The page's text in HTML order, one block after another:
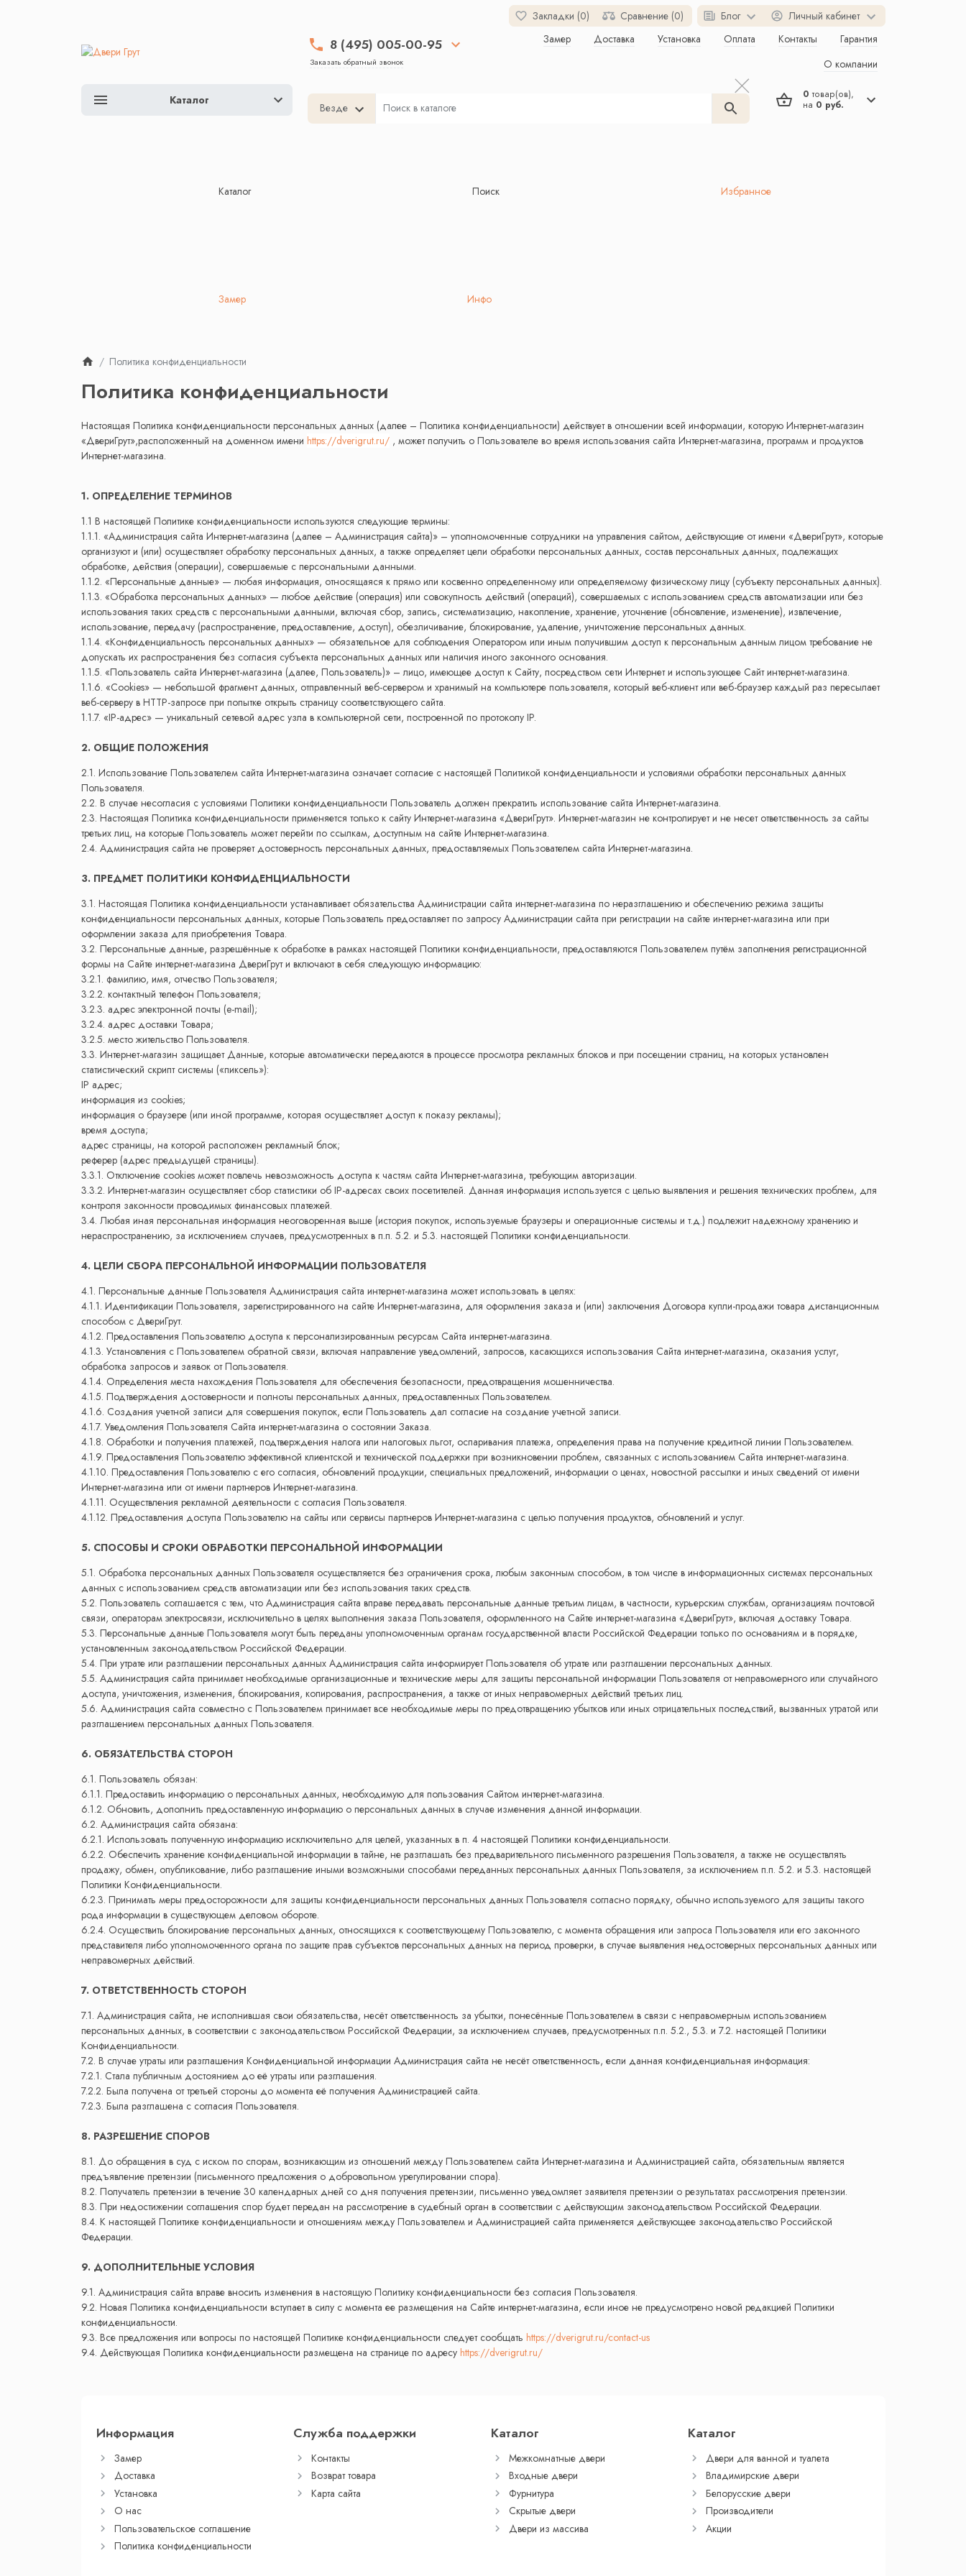
Закладки (0) Сравнение (0) Блог Личный кабинет
8 (495) 005-00-95
Заказать обратный звонок
Везде
Замер Доставка Установка Оплата Контакты
Гарантия
О компании
0 товар(ов),
на 0 руб.
Каталог
Каталог Поиск Избранное
Замер Инфо
Политика конфиденциальности
Политика конфиденциальности
Настоящая Политика конфиденциальности персональных данных (далее – Политика конфиденциальности) действует в отношении всей информации, которую Интернет-магазин
«ДвериГрут»,расположенный на доменном имени https://dverigrut.ru/, может получить о Пользователе во время использования сайта Интернет-магазина, программ и продуктов
Интернет-магазина.
1. ОПРЕДЕЛЕНИЕ ТЕРМИНОВ
1.1 В настоящей Политике конфиденциальности используются следующие термины:
1.1.1. «Администрация сайта Интернет-магазина (далее – Администрация сайта)» – уполномоченные сотрудники на управления сайтом, действующие от имени «ДвериГрут», которые
организуют и (или) осуществляет обработку персональных данных, а также определяет цели обработки персональных данных, состав персональных данных, подлежащих
обработке, действия (операции), совершаемые с персональными данными.
1.1.2. «Персональные данные» — любая информация, относящаяся к прямо или косвенно определенному или определяемому физическому лицу (субъекту персональных данных).
1.1.3. «Обработка персональных данных» — любое действие (операция) или совокупность действий (операций), совершаемых с использованием средств автоматизации или без
использования таких средств с персональными данными, включая сбор, запись, систематизацию, накопление, хранение, уточнение (обновление, изменение), извлечение,
использование, передачу (распространение, предоставление, доступ), обезличивание, блокирование, удаление, уничтожение персональных данных.
1.1.4. «Конфиденциальность персональных данных» — обязательное для соблюдения Оператором или иным получившим доступ к персональным данным лицом требование не
допускать их распространения без согласия субъекта персональных данных или наличия иного законного основания.
1.1.5. «Пользователь сайта Интернет-магазина (далее, Пользователь)» – лицо, имеющее доступ к Сайту, посредством сети Интернет и использующее Сайт интернет-магазина.
1.1.6. «Cookies» — небольшой фрагмент данных, отправленный веб-сервером и хранимый на компьютере пользователя, который веб-клиент или веб-браузер каждый раз пересылает
веб-серверу в HTTP-запросе при попытке открыть страницу соответствующего сайта.
1.1.7. «IP-адрес» — уникальный сетевой адрес узла в компьютерной сети, построенной по протоколу IP.
2. ОБЩИЕ ПОЛОЖЕНИЯ
2.1. Использование Пользователем сайта Интернет-магазина означает согласие с настоящей Политикой конфиденциальности и условиями обработки персональных данных
Пользователя.
2.2. В случае несогласия с условиями Политики конфиденциальности Пользователь должен прекратить использование сайта Интернет-магазина.
2.3. Настоящая Политика конфиденциальности применяется только к сайту Интернет-магазина «ДвериГрут». Интернет-магазин не контролирует и не несет ответственность за сайты
третьих лиц, на которые Пользователь может перейти по ссылкам, доступным на сайте Интернет-магазина.
2.4. Администрация сайта не проверяет достоверность персональных данных, предоставляемых Пользователем сайта Интернет-магазина.
3. ПРЕДМЕТ ПОЛИТИКИ КОНФИДЕНЦИАЛЬНОСТИ
3.1. Настоящая Политика конфиденциальности устанавливает обязательства Администрации сайта интернет-магазина по неразглашению и обеспечению режима защиты
конфиденциальности персональных данных, которые Пользователь предоставляет по запросу Администрации сайта при регистрации на сайте интернет-магазина или при
оформлении заказа для приобретения Товара.
3.2. Персональные данные, разрешённые к обработке в рамках настоящей Политики конфиденциальности, предоставляются Пользователем путём заполнения регистрационной
формы на Сайте интернет-магазина ДвериГрут и включают в себя следующую информацию:
3.2.1. фамилию, имя, отчество Пользователя;
3.2.2. контактный телефон Пользователя;
3.2.3. адрес электронной почты (e-mail);
3.2.4. адрес доставки Товара;
3.2.5. место жительство Пользователя.
3.3. Интернет-магазин защищает Данные, которые автоматически передаются в процессе просмотра рекламных блоков и при посещении страниц, на которых установлен
статистический скрипт системы («пиксель»):
IP адрес;
информация из cookies;
информация о браузере (или иной программе, которая осуществляет доступ к показу рекламы);
время доступа;
адрес страницы, на которой расположен рекламный блок;
реферер (адрес предыдущей страницы).
3.3.1. Отключение cookies может повлечь невозможность доступа к частям сайта Интернет-магазина, требующим авторизации.
3.3.2. Интернет-магазин осуществляет сбор статистики об IP-адресах своих посетителей. Данная информация используется с целью выявления и решения технических проблем, для
контроля законности проводимых финансовых платежей.
3.4. Любая иная персональная информация неоговоренная выше (история покупок, используемые браузеры и операционные системы и т.д.) подлежит надежному хранению и
нераспространению, за исключением случаев, предусмотренных в п.п. 5.2. и 5.3. настоящей Политики конфиденциальности.
4. ЦЕЛИ СБОРА ПЕРСОНАЛЬНОЙ ИНФОРМАЦИИ ПОЛЬЗОВАТЕЛЯ
4.1. Персональные данные Пользователя Администрация сайта интернет-магазина может использовать в целях:
4.1.1. Идентификации Пользователя, зарегистрированного на сайте Интернет-магазина, для оформления заказа и (или) заключения Договора купли-продажи товара дистанционным
способом с ДвериГрут.
4.1.2. Предоставления Пользователю доступа к персонализированным ресурсам Сайта интернет-магазина.
4.1.3. Установления с Пользователем обратной связи, включая направление уведомлений, запросов, касающихся использования Сайта интернет-магазина, оказания услуг,
обработка запросов и заявок от Пользователя.
4.1.4. Определения места нахождения Пользователя для обеспечения безопасности, предотвращения мошенничества.
4.1.5. Подтверждения достоверности и полноты персональных данных, предоставленных Пользователем.
4.1.6. Создания учетной записи для совершения покупок, если Пользователь дал согласие на создание учетной записи.
4.1.7. Уведомления Пользователя Сайта интернет-магазина о состоянии Заказа.
4.1.8. Обработки и получения платежей, подтверждения налога или налоговых льгот, оспаривания платежа, определения права на получение кредитной линии Пользователем.
4.1.9. Предоставления Пользователю эффективной клиентской и технической поддержки при возникновении проблем, связанных с использованием Сайта интернет-магазина.
4.1.10. Предоставления Пользователю с его согласия, обновлений продукции, специальных предложений, информации о ценах, новостной рассылки и иных сведений от имени
Интернет-магазина или от имени партнеров Интернет-магазина.
4.1.11. Осуществления рекламной деятельности с согласия Пользователя.
4.1.12. Предоставления доступа Пользователю на сайты или сервисы партнеров Интернет-магазина с целью получения продуктов, обновлений и услуг.
5. СПОСОБЫ И СРОКИ ОБРАБОТКИ ПЕРСОНАЛЬНОЙ ИНФОРМАЦИИ
5.1. Обработка персональных данных Пользователя осуществляется без ограничения срока, любым законным способом, в том числе в информационных системах персональных
данных с использованием средств автоматизации или без использования таких средств.
5.2. Пользователь соглашается с тем, что Администрация сайта вправе передавать персональные данные третьим лицам, в частности, курьерским службам, организациям почтовой
связи, операторам электросвязи, исключительно в целях выполнения заказа Пользователя, оформленного на Сайте интернет-магазина «ДвериГрут», включая доставку Товара.
5.3. Персональные данные Пользователя могут быть переданы уполномоченным органам государственной власти Российской Федерации только по основаниям и в порядке,
установленным законодательством Российской Федерации.
5.4. При утрате или разглашении персональных данных Администрация сайта информирует Пользователя об утрате или разглашении персональных данных.
5.5. Администрация сайта принимает необходимые организационные и технические меры для защиты персональной информации Пользователя от неправомерного или случайного
доступа, уничтожения, изменения, блокирования, копирования, распространения, а также от иных неправомерных действий третьих лиц.
5.6. Администрация сайта совместно с Пользователем принимает все необходимые меры по предотвращению убытков или иных отрицательных последствий, вызванных утратой или
разглашением персональных данных Пользователя.
6. ОБЯЗАТЕЛЬСТВА СТОРОН
6.1. Пользователь обязан:
6.1.1. Предоставить информацию о персональных данных, необходимую для пользования Сайтом интернет-магазина.
6.1.2. Обновить, дополнить предоставленную информацию о персональных данных в случае изменения данной информации.
6.2. Администрация сайта обязана:
6.2.1. Использовать полученную информацию исключительно для целей, указанных в п. 4 настоящей Политики конфиденциальности.
6.2.2. Обеспечить хранение конфиденциальной информации в тайне, не разглашать без предварительного письменного разрешения Пользователя, а также не осуществлять
продажу, обмен, опубликование, либо разглашение иными возможными способами переданных персональных данных Пользователя, за исключением п.п. 5.2. и 5.3. настоящей
Политики Конфиденциальности.
6.2.3. Принимать меры предосторожности для защиты конфиденциальности персональных данных Пользователя согласно порядку, обычно используемого для защиты такого
рода информации в существующем деловом обороте.
6.2.4. Осуществить блокирование персональных данных, относящихся к соответствующему Пользователю, с момента обращения или запроса Пользователя или его законного
представителя либо уполномоченного органа по защите прав субъектов персональных данных на период проверки, в случае выявления недостоверных персональных данных или
неправомерных действий.
7. ОТВЕТСТВЕННОСТЬ СТОРОН
7.1. Администрация сайта, не исполнившая свои обязательства, несёт ответственность за убытки, понесённые Пользователем в связи с неправомерным использованием
персональных данных, в соответствии с законодательством Российской Федерации, за исключением случаев, предусмотренных п.п. 5.2., 5.3. и 7.2. настоящей Политики
Конфиденциальности.
7.2. В случае утраты или разглашения Конфиденциальной информации Администрация сайта не несёт ответственность, если данная конфиденциальная информация:
7.2.1. Стала публичным достоянием до её утраты или разглашения.
7.2.2. Была получена от третьей стороны до момента её получения Администрацией сайта.
7.2.3. Была разглашена с согласия Пользователя.
8. РАЗРЕШЕНИЕ СПОРОВ
8.1. До обращения в суд с иском по спорам, возникающим из отношений между Пользователем сайта Интернет-магазина и Администрацией сайта, обязательным является
предъявление претензии (письменного предложения о добровольном урегулировании спора).
8.2. Получатель претензии в течение 30 календарных дней со дня получения претензии, письменно уведомляет заявителя претензии о результатах рассмотрения претензии.
8.3. При недостижении соглашения спор будет передан на рассмотрение в судебный орган в соответствии с действующим законодательством Российской Федерации.
8.4. К настоящей Политике конфиденциальности и отношениям между Пользователем и Администрацией сайта применяется действующее законодательство Российской
Федерации.
9. ДОПОЛНИТЕЛЬНЫЕ УСЛОВИЯ
9.1. Администрация сайта вправе вносить изменения в настоящую Политику конфиденциальности без согласия Пользователя.
9.2. Новая Политика конфиденциальности вступает в силу с момента ее размещения на Сайте интернет-магазина, если иное не предусмотрено новой редакцией Политики
конфиденциальности.
9.3. Все предложения или вопросы по настоящей Политике конфиденциальности следует сообщать https://dverigrut.ru/contact-us
9.4. Действующая Политика конфиденциальности размещена на странице по адресу https://dverigrut.ru/
Информация
Замер
Доставка
Установка
О нас
Пользовательское соглашение
Политика конфиденциальности
Служба поддержки
Контакты
Возврат товара
Карта сайта
Каталог
Межкомнатные двери
Входные двери
Фурнитура
Скрытые двери
Двери из массива
Каталог
Двери для ванной и туалета
Владимирские двери
Белорусские двери
Производители
Акции